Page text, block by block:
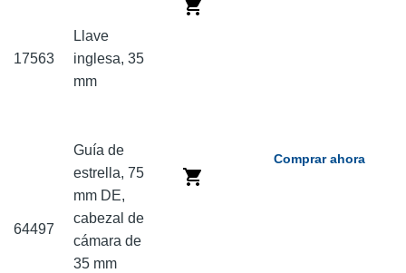
17563
Llave
inglesa, 35
mm
64497
Guía de
estrella, 75
mm DE,
cabezal de
cámara de
35 mm
Comprar ahora